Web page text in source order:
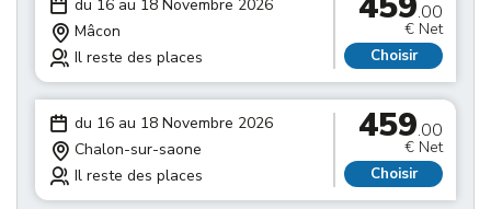
du 16 au 18 Novembre 2026
Mâcon
Il reste des places
.00
€ Net
Choisir
du 16 au 18 Novembre 2026
Chalon-sur-saone
Il reste des places
459.00
€ Net
Choisir